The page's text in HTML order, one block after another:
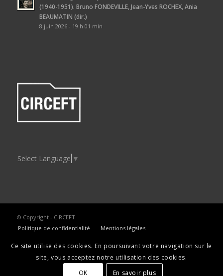
(1940-1951). Bruno FONDEVILLE, Jean-Yves ROCHEX, Ania
BEAUMATIN (dir.)
8 juin 2026 - 19 h 01 min
Select Language ▼
© Copyright - CIRCEFT
Politique de confidentialité
Mentions légales
Ce site utilise des cookies. En poursuivant votre navigation sur le
site, vous acceptez notre utilisation des cookies.
OK
En savoir plus